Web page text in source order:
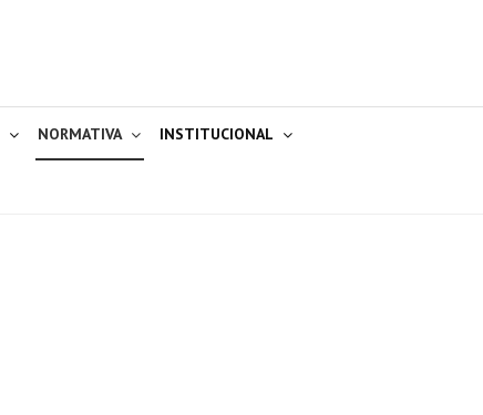
NORMATIVA INSTITUCIONAL